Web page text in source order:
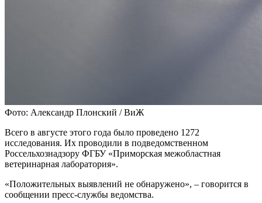
Фото: Александр Плонский / ВиЖ
Всего в августе этого года было проведено 1272
исследования. Их проводили в подведомственном
Россельхознадзору ФГБУ «Приморская межобластная
ветеринарная лаборатория».
«Положительных выявлений не обнаружено», – говорится в
сообщении пресс-службы ведомства.